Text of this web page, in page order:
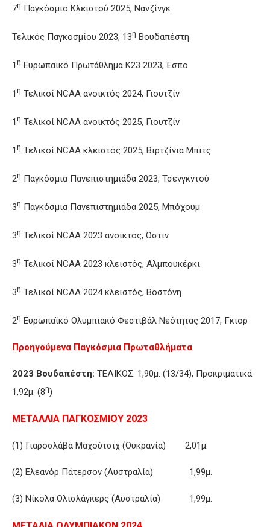
7η Παγκόσμιο Κλειστού 2025, Νανζίνγκ
Τελικός Παγκοσμίου 2023, 13η Βουδαπέστη
1 η Ευρωπαϊκό Πρωτάθλημα Κ23 2023, Έσπο
1 η Τελικοί NCAA ανοικτός 2024, Γιουτζίν
1 η Τελικοί NCAA ανοικτός 2025, Γιουτζίν
1 η Τελικοί NCAA κλειστός 2025, Βιρτζίνια Μπιτς
2η Παγκόσμια Πανεπιστημιάδα 2023, Τσενγκντού
3η Παγκόσμια Πανεπιστημιάδα 2025, Μπόχουμ
3η Τελικοί NCAA 2023 ανοικτός, Όστιν
3η Τελικοί NCAA 2023 κλειστός, Αλμπουκέρκι
3η Τελικοί NCAA 2024 κλειστός, Βοστόνη
2η Ευρωπαϊκό Ολυμπιακό Φεστιβάλ Νεότητας 2017, Γκιορ
Προηγούμενα Παγκόσμια Πρωταθλήματα
2023 Βουδαπέστη: ΤΕΛΙΚΟΣ: 1,90μ. (13/34), Προκριματικά:
1,92μ. (8η)
ΜΕΤΑΛΛΙΑ ΠΑΓΚΟΣΜΙΟΥ 2023
(1) Γιαροσλάβα Μαχούτσιχ (Ουκρανία) 2,01μ.
(2) Ελεανόρ Πάτερσον (Αυστραλία) 1,99μ.
(3) Νίκολα Ολισλάγκερς (Αυστραλία) 1,99μ.